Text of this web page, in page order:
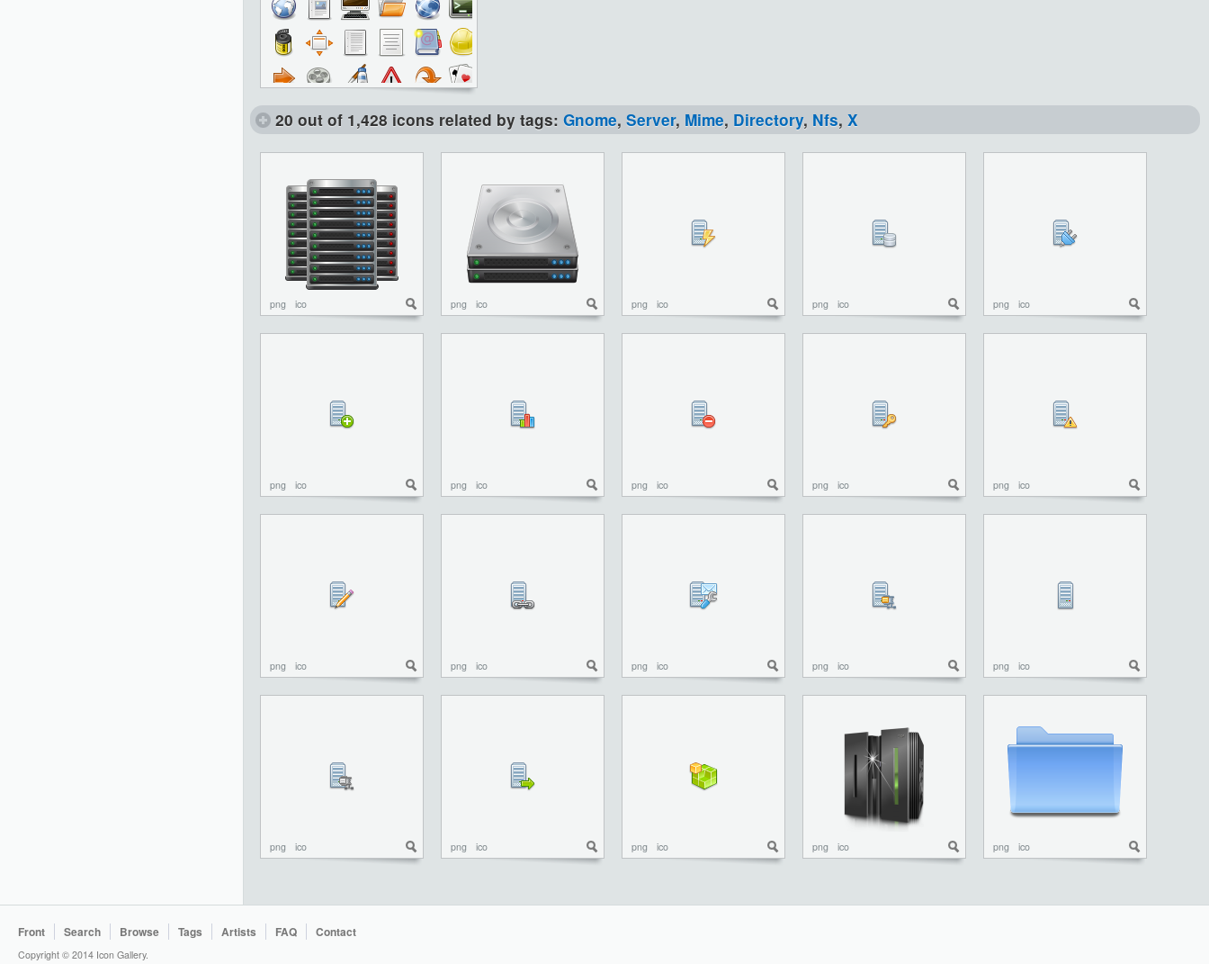
20 out of 1,428 icons related by tags: Gnome, Server, Mime, Directory, Nfs, X
png ico png ico png ico png ico png ico
png ico png ico png ico png ico png ico
png ico png ico png ico png ico png ico
png ico png ico png ico png ico png ico
Front Search Browse Tags Artists FAQ Contact
Copyright © 2014 Icon Gallery.